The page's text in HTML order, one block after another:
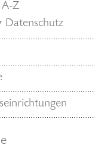
Z
Datenschutz